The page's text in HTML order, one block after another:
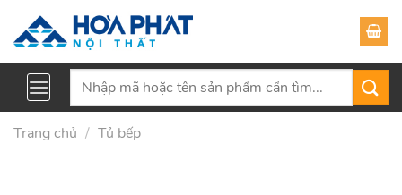
Tìm
Trang chủ / Tủ bếp